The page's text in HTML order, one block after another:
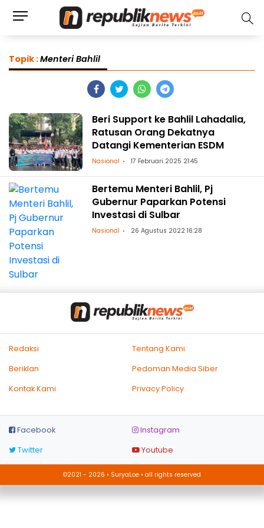
Topik :Menteri Bahlil
Beri Support ke Bahlil Lahadalia,
Ratusan Orang Dekatnya
Datangi Kementerian ESDM
Nasional 17 Februari 2025 21:45
Bertemu Menteri Bahlil, Pj
Gubernur Paparkan Potensi
Investasi di Sulbar
Nasional 26 Agustus 2022 16:28
Redaksi
Tentang Kami
Beriklan
Pedoman Media Siber
Kontak Kami
Privacy Policy
Facebook
Instagram
Twitter
Youtube
©2021 - 2026 • SuryaLoe • all rights reserved